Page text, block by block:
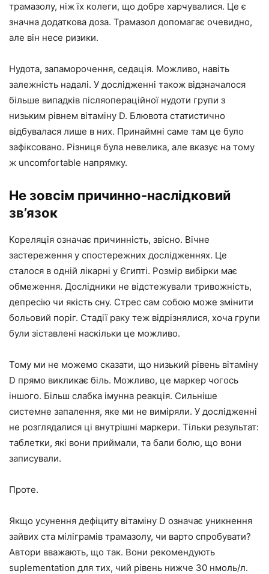
трамазолу, ніж їх колеги, що добре харчувалися. Це є
значна додаткова доза. Трамазол допомагає очевидно,
але він несе ризики.
Нудота, запаморочення, седація. Можливо, навіть
залежність надалі. У дослідженні також відзначалося
більше випадків післяопераційної нудоти групи з
низьким рівнем вітаміну D. Блювота статистично
відбувалася лише в них. Принаймні саме там це було
зафіксовано. Різниця була невелика, але вказує на тому
ж uncomfortable напрямку.
Не зовсім причинно-наслідковий
зв’язок
Кореляція означає причинність, звісно. Вічне
застереження у спостережних дослідженнях. Це
сталося в одній лікарні у Єгипті. Розмір вибірки має
обмеження. Дослідники не відстежували тривожність,
депресію чи якість сну. Стрес сам собою може змінити
больовий поріг. Стадії раку теж відрізнялися, хоча групи
були зіставлені наскільки це можливо.
Тому ми не можемо сказати, що низький рівень вітаміну
D прямо викликає біль. Можливо, це маркер чогось
іншого. Більш слабка імунна реакція. Сильніше
системне запалення, яке ми не виміряли. У дослідженні
не розглядалися ці внутрішні маркери. Тільки результат:
таблетки, які вони приймали, та бали болю, що вони
записували.
Проте.
Якщо усунення дефіциту вітаміну D означає уникнення
зайвих ста міліграмів трамазолу, чи варто спробувати?
Автори вважають, що так. Вони рекомендують
suplementation для тих, чий рівень нижче 30 нмоль/л.